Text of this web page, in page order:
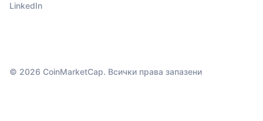
LinkedIn
© 2026 CoinMarketCap. Всички права запазени